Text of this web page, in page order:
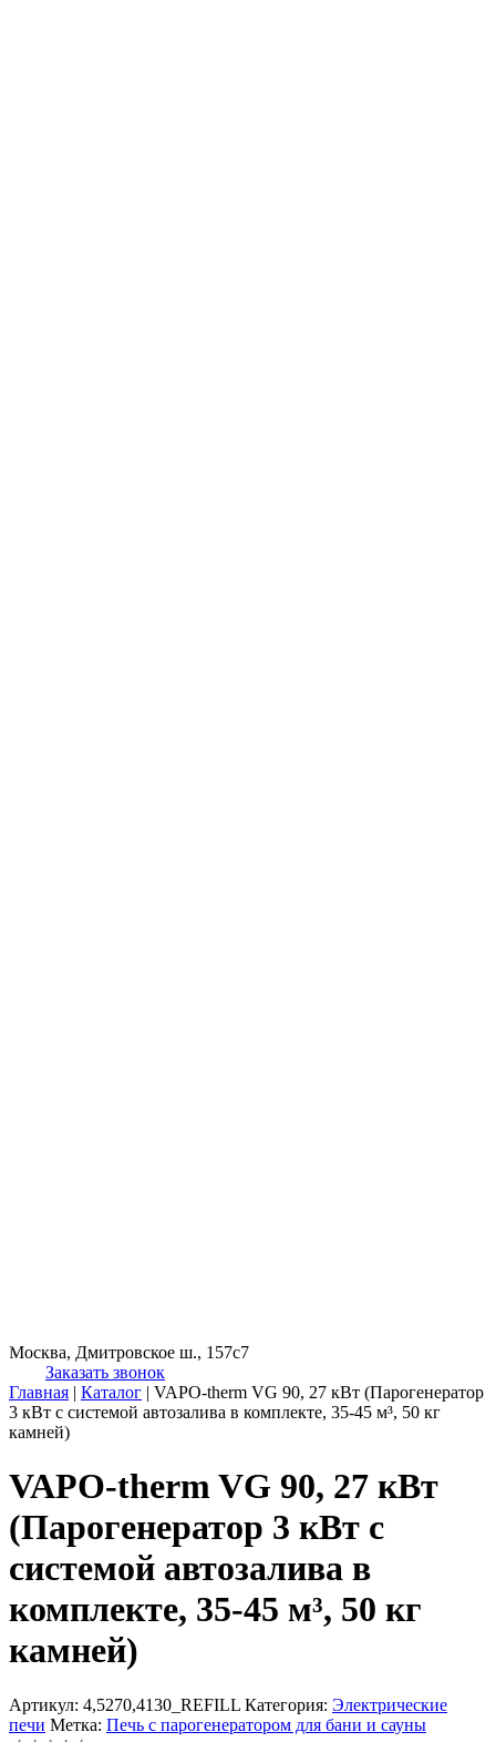
Москва, Дмитровское ш., 157с7
Заказать звонок
Главная | Каталог | VAPO-therm VG 90, 27 кВт (Парогенератор
3 кВт с системой автозалива в комплекте, 35-45 м³, 50 кг
камней)
VAPO-therm VG 90, 27 кВт
(Парогенератор 3 кВт с
системой автозалива в
комплекте, 35-45 м³, 50 кг
камней)
Артикул: 4,5270,4130_REFILL Категория: Электрические
печи Метка: Печь с парогенератором для бани и сауны